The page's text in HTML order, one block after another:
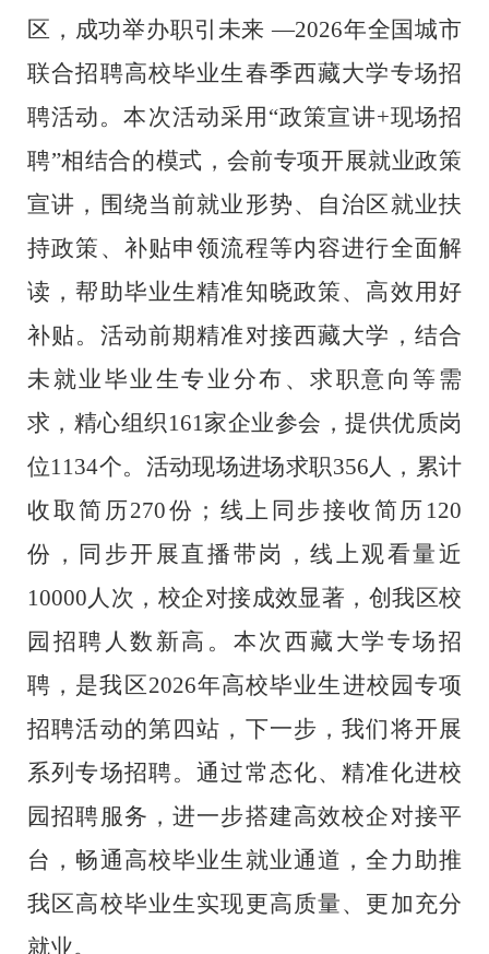
区，成功举办职引未来 —2026年全国城市
联合招聘高校毕业生春季西藏大学专场招
聘活动。本次活动采用“政策宣讲+现场招
聘”相结合的模式，会前专项开展就业政策
宣讲，围绕当前就业形势、自治区就业扶
持政策、补贴申领流程等内容进行全面解
读，帮助毕业生精准知晓政策、高效用好
补贴。活动前期精准对接西藏大学，结合
未就业毕业生专业分布、求职意向等需
求，精心组织161家企业参会，提供优质岗
位1134个。活动现场进场求职356人，累计
收取简历270份；线上同步接收简历120
份，同步开展直播带岗，线上观看量近
10000人次，校企对接成效显著，创我区校
园招聘人数新高。本次西藏大学专场招
聘，是我区2026年高校毕业生进校园专项
招聘活动的第四站，下一步，我们将开展
系列专场招聘。通过常态化、精准化进校
园招聘服务，进一步搭建高效校企对接平
台，畅通高校毕业生就业通道，全力助推
我区高校毕业生实现更高质量、更加充分
就业。